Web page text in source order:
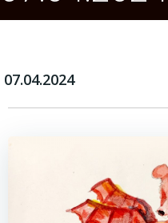
07.04.2024